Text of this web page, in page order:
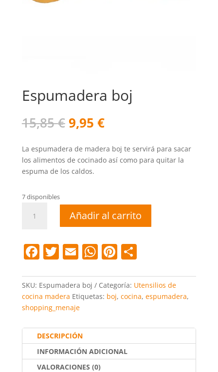
Espumadera boj
15,85€ El
precio
original
era:
15,85 €.
9,95 €El
precio
actual
es:
9,95 €.
La espumadera de madera boj te servirá para sacar
los alimentos de cocinado así como para quitar la
espuma de los caldos.
7 disponibles
Espumadera
Añadir al carrito
F
c
e
b
o
o
k
T
itt
er
E
ai
l
W
at
s
p
p
Pi
er
e
C
m
p
tir
SKU: Espumadera boj Categoría: Utensilios de
cocina madera Etiquetas: boj, cocina, espumadera,
shopping_menaje
DESCRIPCIÓN
INFORMACIÓN ADICIONAL
VALORACIONES (0)